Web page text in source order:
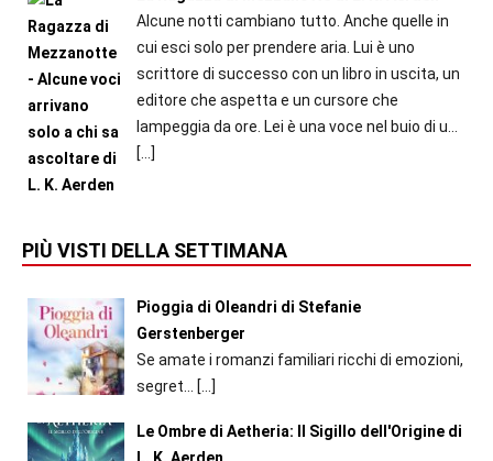
Alcune notti cambiano tutto. Anche quelle in
cui esci solo per prendere aria. Lui è uno
scrittore di successo con un libro in uscita, un
editore che aspetta e un cursore che
lampeggia da ore. Lei è una voce nel buio di u...
[…]
PIÙ VISTI DELLA SETTIMANA
Pioggia di Oleandri di Stefanie
Gerstenberger
Se amate i romanzi familiari ricchi di emozioni,
segret...
[…]
Le Ombre di Aetheria: Il Sigillo dell'Origine di